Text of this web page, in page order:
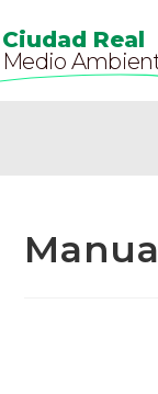
Ciudad Real
Medio